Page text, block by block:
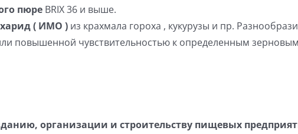
пюре BRIX 36 и выше.
( ИМО ) из крахмала гороха , кукурузы и пр.
повышенной чувствительностью к определенным
организации и строительству пищевых